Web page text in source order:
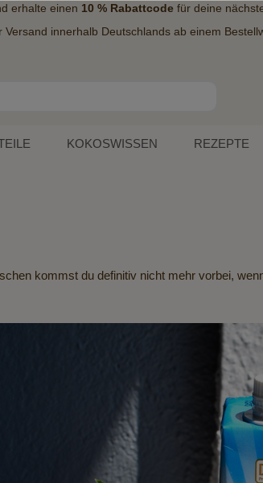
erhalte einen 10 % Rabattcodefür deine
Versand innerhalb Deutschlands ab einem
KOKOSWISSEN REZEPTE
kommst du definitiv nicht mehr vorbei,